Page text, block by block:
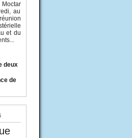
au
et du
deux
de